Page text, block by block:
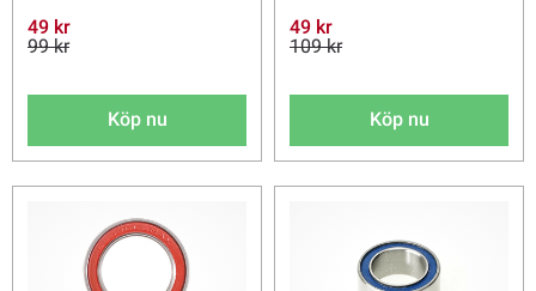
49 kr
99 kr
Köp nu
49 kr
109 kr
Köp nu